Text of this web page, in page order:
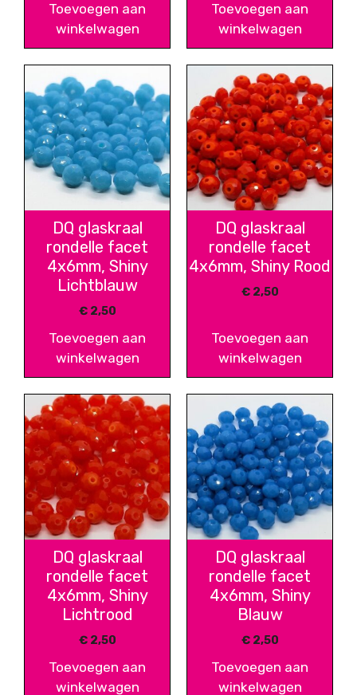
Toevoegen aan
winkelwagen
Toevoegen aan
winkelwagen
DQ glaskraal
rondelle facet
4x6mm, Shiny
Lichtblauw
€2,50
Toevoegen aan
winkelwagen
DQ glaskraal
rondelle facet
4x6mm, Shiny Rood
€2,50
Toevoegen aan
winkelwagen
DQ glaskraal
rondelle facet
4x6mm, Shiny
Lichtrood
€2,50
Toevoegen aan
winkelwagen
DQ glaskraal
rondelle facet
4x6mm, Shiny
Blauw
€2,50
Toevoegen aan
winkelwagen